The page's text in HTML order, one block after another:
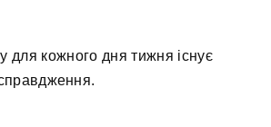
для кожного дня тижня існує